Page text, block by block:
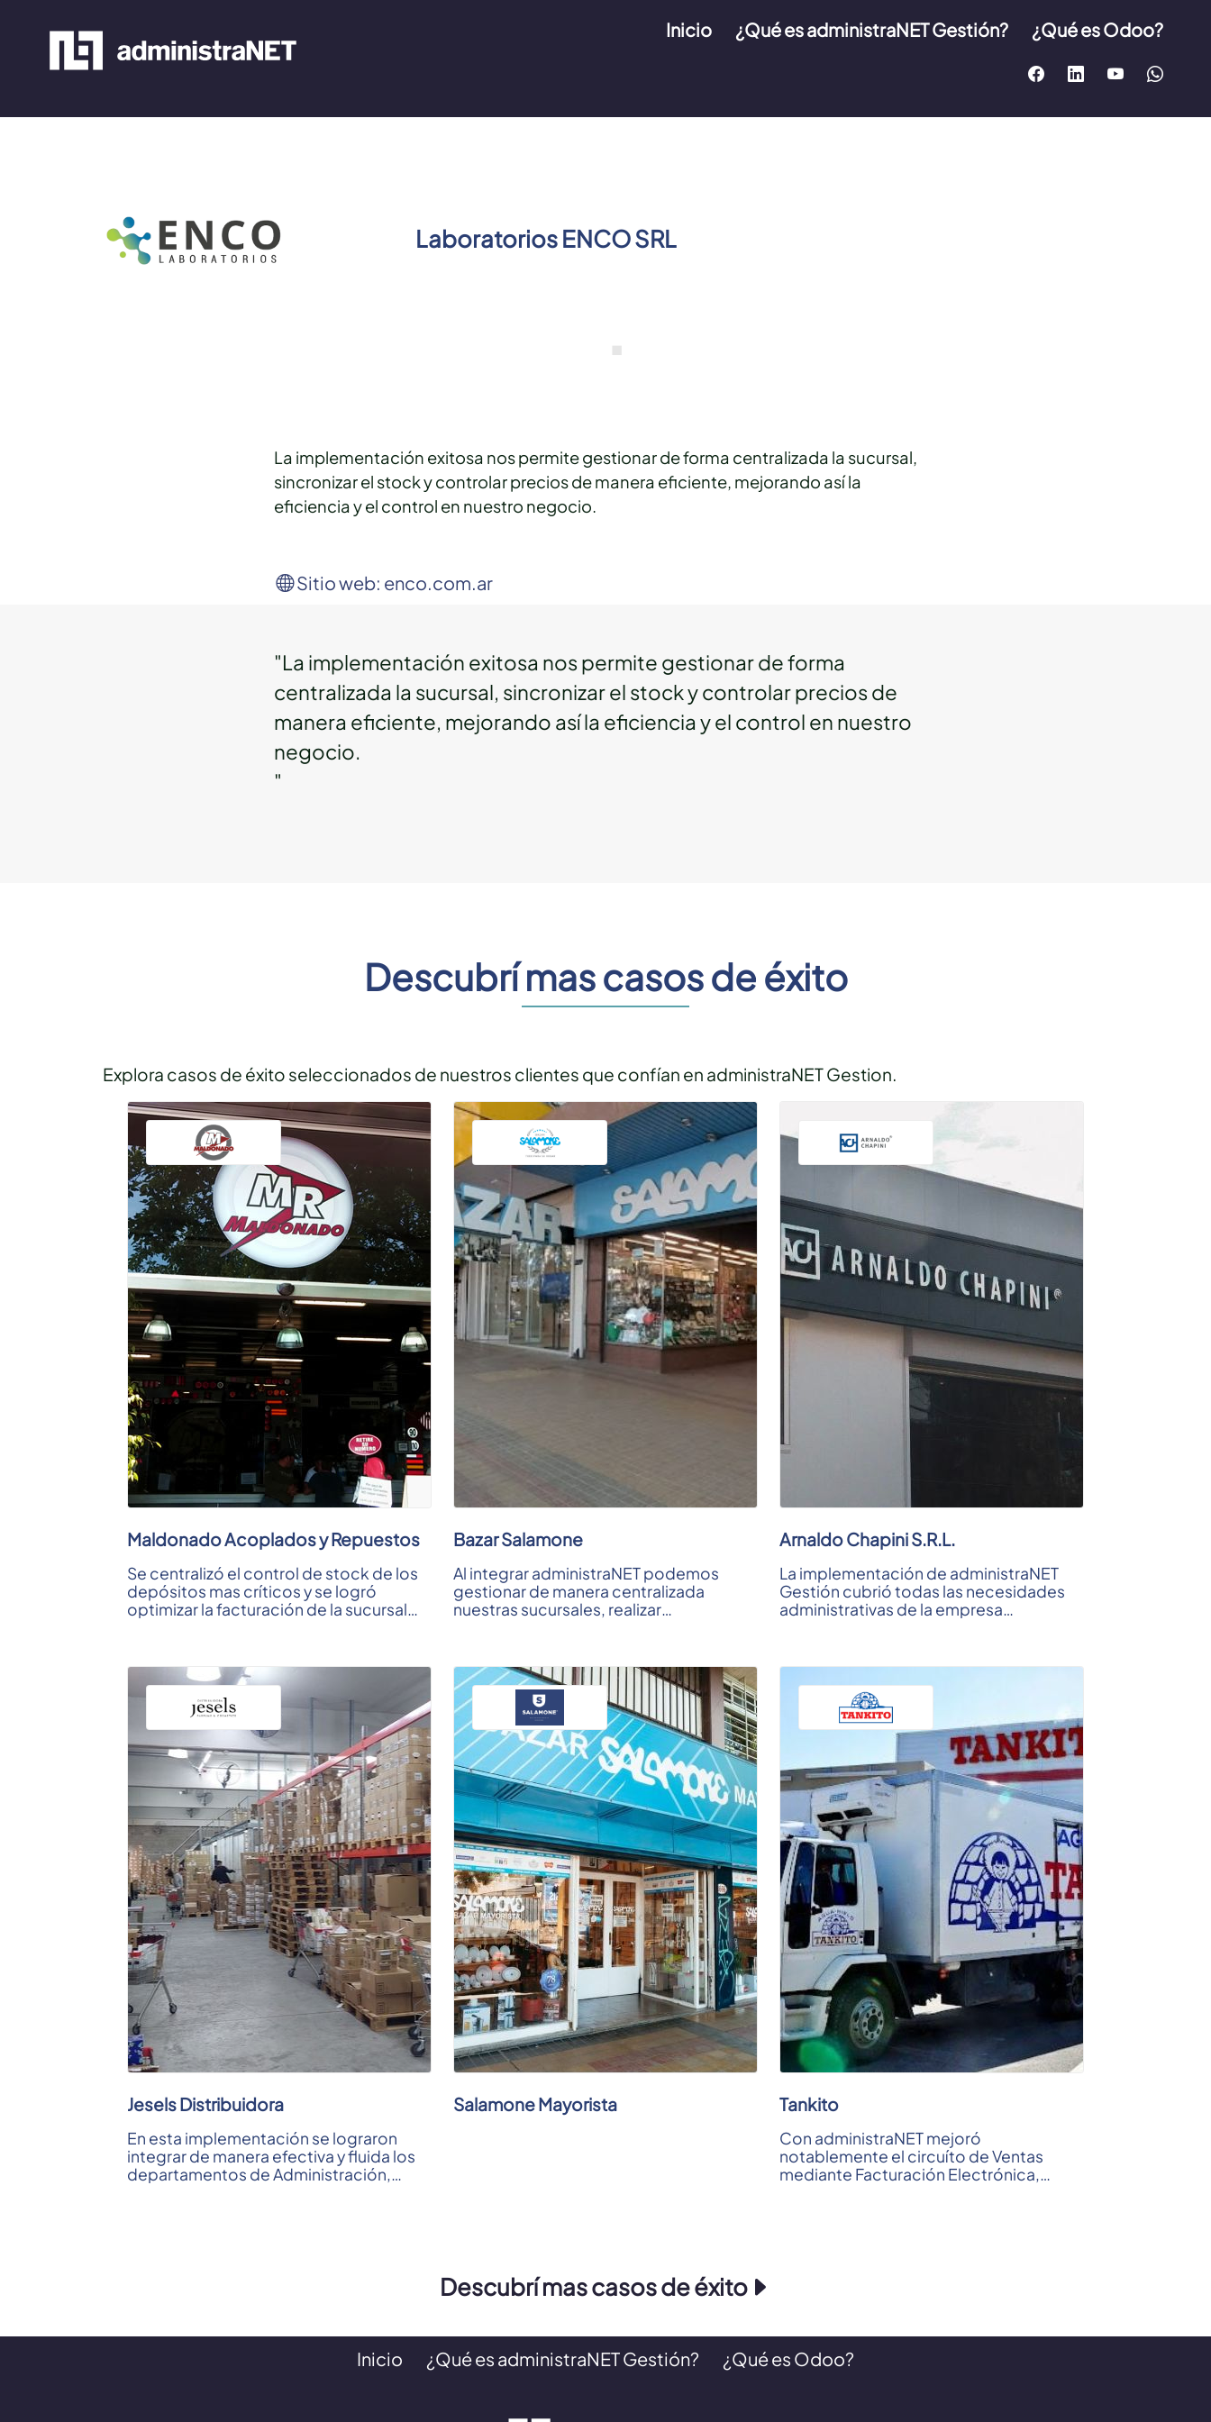
Inicio ¿Qué es administraNET Gestión? ¿Qué es Odoo?
Laboratorios ENCO SRL
La implementación exitosa nos permite gestionar de forma centralizada la sucursal,
sincronizar el stock y controlar precios de manera eficiente, mejorando así la
eficiencia y el control en nuestro negocio.
Sitio web: enco.com.ar
"La implementación exitosa nos permite gestionar de forma
centralizada la sucursal, sincronizar el stock y controlar precios de
manera eficiente, mejorando así la eficiencia y el control en nuestro
negocio.
"
Descubrí mas casos de éxito
Explora casos de éxito seleccionados de nuestros clientes que confían en administraNET Gestion.
Maldonado Acoplados y Repuestos
Se centralizó el control de stock de los
depósitos mas críticos y se logró
optimizar la facturación de la sucursal
Bazar Salamone
Al integrar administraNET podemos
gestionar de manera centralizada
nuestras sucursales, realizar
Arnaldo Chapini S.R.L.
La implementación de administraNET
Gestión cubrió todas las necesidades
administrativas de la empresa
Jesels Distribuidora
En esta implementación se lograron
integrar de manera efectiva y fluida los
departamentos de Administración,
Salamone Mayorista Tankito
Con administraNET mejoró
notablemente el circuíto de Ventas
mediante Facturación Electrónica,
Descubrí mas casos de éxito
Inicio ¿Qué es administraNET Gestión? ¿Qué es Odoo?